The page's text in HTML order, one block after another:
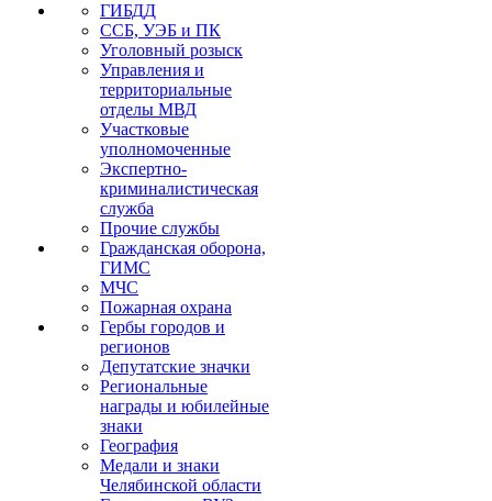
ГИБДД
ССБ, УЭБ и ПК
Уголовный розыск
Управления и
территориальные
отделы МВД
Участковые
уполномоченные
Экспертно-
криминалистическая
служба
Прочие службы
Гражданская оборона,
ГИМС
МЧС
Пожарная охрана
Гербы городов и
регионов
Депутатские значки
Региональные
награды и юбилейные
знаки
География
Медали и знаки
Челябинской области